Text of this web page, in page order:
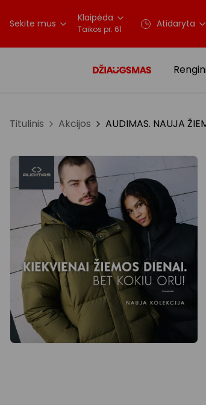
Sekite mus Klaipėda
Taikos pr. 61 Atidaryta
Titulinis Akcijos AUDIMAS. NAUJA